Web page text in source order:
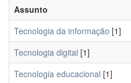
Assunto
Tecnologia da informação [1]
Tecnologia digital [1]
Tecnologia educacional [1]